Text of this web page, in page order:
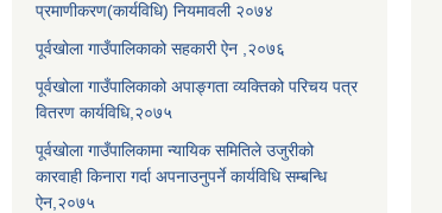
प्रमाणीकरण(कार्यविधि) नियमावली २०७४
पूर्वखोला गाउँपालिकाको सहकारी ऐन ,२०७६
पूर्वखोला गाउँपालिकाको अपाङ्गता व्यक्तिको परिचय पत्र
वितरण कार्यविधि,२०७५
पूर्वखोला गाउँपालिकामा न्यायिक समितिले उजुरीको
कारवाही किनारा गर्दा अपनाउनुपर्ने कार्यविधि सम्बन्धि
ऐन,२०७५